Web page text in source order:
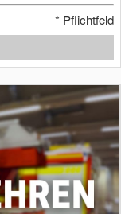
* Pflichtfeld